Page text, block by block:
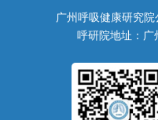
广州呼吸健康研究院
呼研院地址：广